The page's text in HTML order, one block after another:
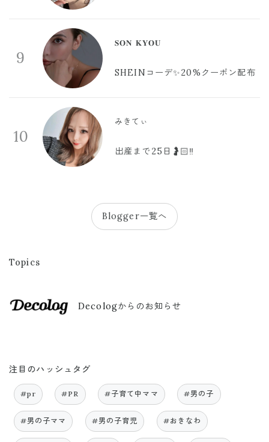
9
𝐒𝐎𝐍 𝐊𝐘𝐎𝐔
SHEINコーデ✨20%クーポン配布
10
みきてぃ
出産まで25日🤰🏻‼️
Blogger一覧へ
Topics
Decologからのお知らせ
注目のハッシュタグ
#pr #PR #子育て中ママ #男の子
#男の子ママ #男の子育児 #おきなわ